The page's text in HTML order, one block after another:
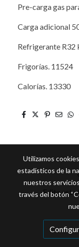
Pre-carga gas
Carga adicional
Refrigerante R32
Frigorías. 11524
Calorías. 13330
Edita este
Utilizamos
estadísticos de la
nuestros
través del botón